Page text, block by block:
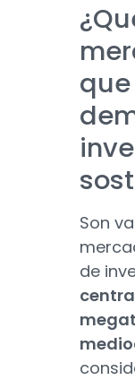
Son
de